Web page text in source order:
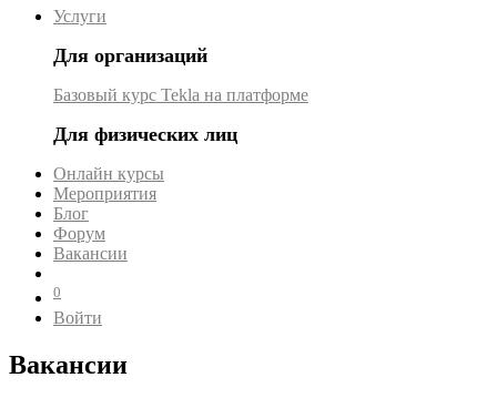
Услуги
Для организаций
Базовый курс Tekla на платформе
Для физических лиц
Онлайн курсы
Мероприятия
Блог
Форум
Вакансии
0
Войти
Вакансии